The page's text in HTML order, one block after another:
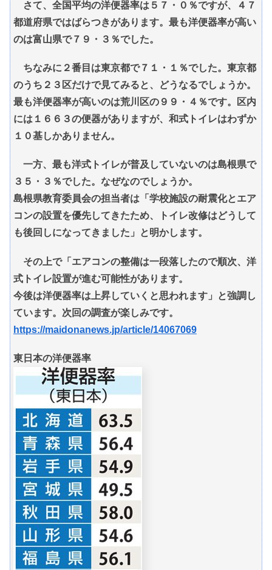
さて、全国平均の洋便器率は５７・０％ですが、４７
都道府県ではばらつきがあります。最も洋便器率が高い
のは富山県で７９・３％でした。
ちなみに２番目は東京都で７１・１％でした。東京都
のうち２３区だけで見てみると、どうなるでしょうか。
最も洋便器率が高いのは荒川区の９９・４％です。区内
には１６６３の便器がありますが、和式トイレはわずか
１０基しかありません。
一方、最も洋式トイレが普及していないのは島根県で
３５・３％でした。なぜなのでしょうか。
島根県教育委員会の担当者は「学校施設の耐震化とエア
コンの設置を優先してきたため、トイレ改修はどうして
も後回しになってきました」と明かします。
その上で「エアコンの整備は一段落したので順次、洋
式トイレ設置が進む可能性があります。
今後は洋便器率は上昇していくと思われます」と強調し
ています。次回の調査が楽しみです。
https://maidonanews.jp/article/14067069
東日本の洋便器率